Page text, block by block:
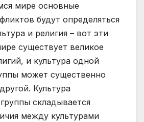
мире основные
будут определяться
и религия – вот эти
существует великое
и культура одной
может существенно
Культура
складывается
между культурами